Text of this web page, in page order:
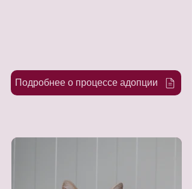
Подробнее о процессе адопции